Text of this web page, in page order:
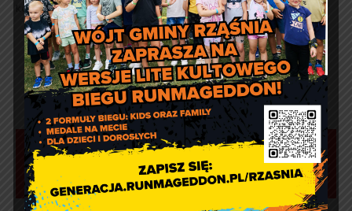
konieczna do korzystania z systemu.